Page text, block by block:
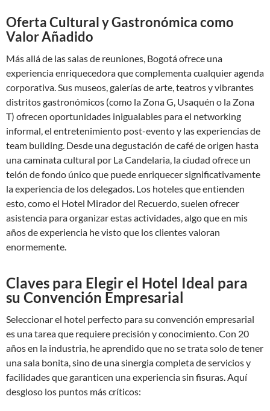
Oferta Cultural y Gastronómica como
Valor Añadido
Más allá de las salas de reuniones, Bogotá ofrece una
experiencia enriquecedora que complementa cualquier agenda
corporativa. Sus museos, galerías de arte, teatros y vibrantes
distritos gastronómicos (como la Zona G, Usaquén o la Zona
T) ofrecen oportunidades inigualables para el networking
informal, el entretenimiento post-evento y las experiencias de
team building. Desde una degustación de café de origen hasta
una caminata cultural por La Candelaria, la ciudad ofrece un
telón de fondo único que puede enriquecer significativamente
la experiencia de los delegados. Los hoteles que entienden
esto, como el Hotel Mirador del Recuerdo, suelen ofrecer
asistencia para organizar estas actividades, algo que en mis
años de experiencia he visto que los clientes valoran
enormemente.
Claves para Elegir el Hotel Ideal para
su Convención Empresarial
Seleccionar el hotel perfecto para su convención empresarial
es una tarea que requiere precisión y conocimiento. Con 20
años en la industria, he aprendido que no se trata solo de tener
una sala bonita, sino de una sinergia completa de servicios y
facilidades que garanticen una experiencia sin fisuras. Aquí
desgloso los puntos más críticos: